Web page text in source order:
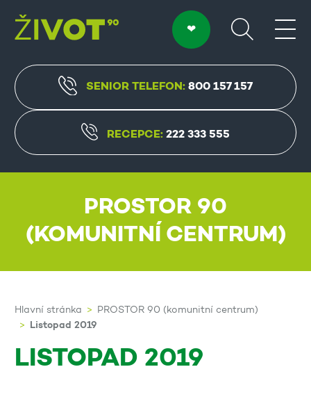
SENIOR TELEFON:800 157 157
RECEPCE:222 333 555
PROSTOR 90
(KOMUNITNÍ CENTRUM)
Hlavní stránka PROSTOR 90 (komunitní centrum)
Listopad 2019
LISTOPAD 2019